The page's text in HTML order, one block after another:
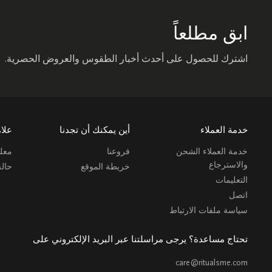
ابق مطلعاً
اشترك للحصول على أحدث أخبار الطقوس والعروض الحصرية.
خدمة العملاء
خدمة العملاء الشحن
والاسترجاع
التعليمات
اتصل
سياسة ملفات الارتباط
أين يمكنك أن تجدنا
فروعنا
خريطة الموقع
تحتاج مساعدة؟ يرجى مراسلتنا عبر البريد الإلكتروني على
care@ritualsme.com